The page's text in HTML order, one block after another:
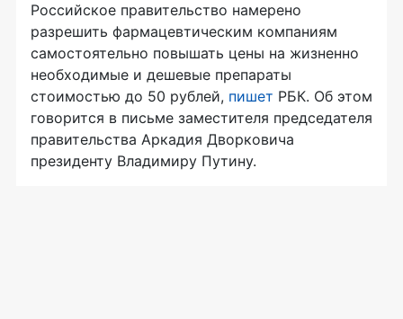
Российское правительство намерено
разрешить фармацевтическим компаниям
самостоятельно повышать цены на жизненно
необходимые и дешевые препараты
стоимостью до 50 рублей, пишет РБК. Об этом
говорится в письме заместителя председателя
правительства Аркадия Дворковича
президенту Владимиру Путину.